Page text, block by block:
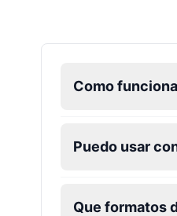
Como
Puedo usar
Que formatos